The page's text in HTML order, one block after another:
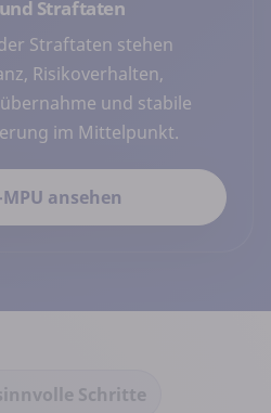
Straftaten
Straftaten stehen
Risikoverhalten,
und stabile
im Mittelpunkt.
ansehen
Schritte